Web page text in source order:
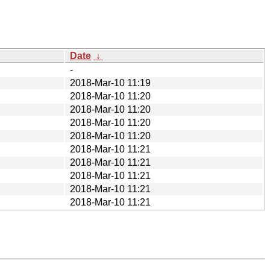
Date ↓
-
2018-Mar-10 11:19
2018-Mar-10 11:20
2018-Mar-10 11:20
2018-Mar-10 11:20
2018-Mar-10 11:20
2018-Mar-10 11:21
2018-Mar-10 11:21
2018-Mar-10 11:21
2018-Mar-10 11:21
2018-Mar-10 11:21